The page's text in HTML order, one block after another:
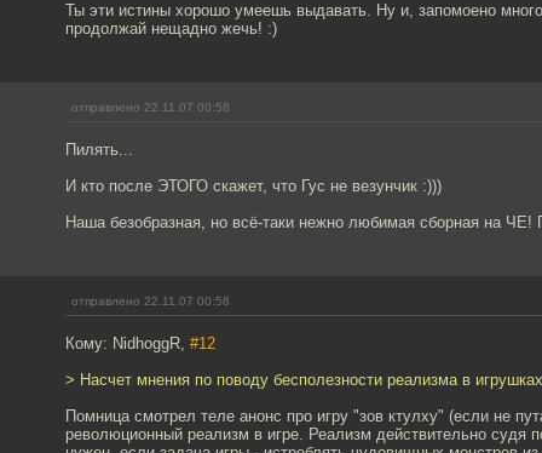
Ты эти истины хорошо умеешь выдавать. Ну и, запомоено
продолжай нещадно жечь! :)
отправлено 22.11.07 00:58
Пилять...
И кто после ЭТОГО скажет, что Гус не везунчик :)))
Наша безобразная, но всё-таки нежно любимая сборная на ЧЕ!
отправлено 22.11.07 00:58
Кому: NidhoggR, #12
> Насчет мнения по поводу бесполезности реализма в
Помница смотрел теле анонс про игру "зов ктулху" (если не
революционный реализм в игре. Реализм действительно